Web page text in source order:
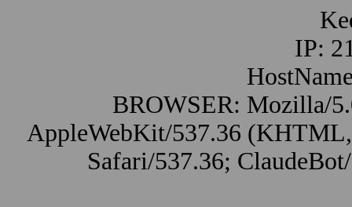
IP:
BROWSER: Mozilla/
AppleWebKit/537.36
Safari/537.36;